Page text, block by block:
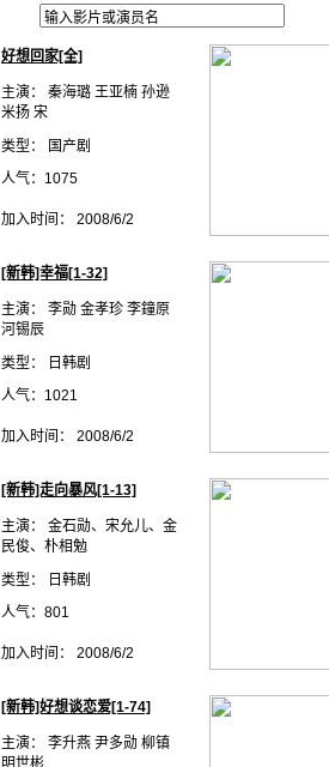
好想回家[全]
主演： 秦海璐 王亚楠 孙逊
米扬 宋
类型： 国产剧
人气：1075
加入时间： 2008/6/2
[新韩]幸福[1-32]
主演： 李勋 金孝珍 李鐘原
河锡辰
类型： 日韩剧
人气：1021
加入时间： 2008/6/2
[新韩]走向暴风[1-13]
主演： 金石勋、宋允儿、金
民俊、朴相勉
类型： 日韩剧
人气：801
加入时间： 2008/6/2
[新韩]好想谈恋爱[1-74]
主演： 李升燕 尹多勋 柳镇
明世彬